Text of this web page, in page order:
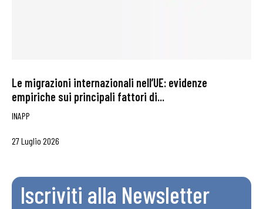
Le migrazioni internazionali nell’UE: evidenze
empiriche sui principali fattori di...
INAPP
27 Luglio 2026
Iscriviti alla Newsletter